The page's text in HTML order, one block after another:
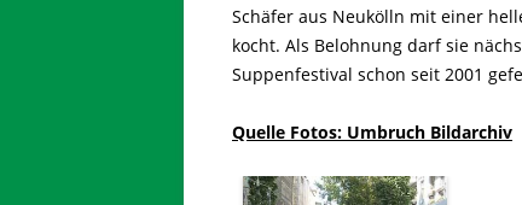
Schäfer aus Neukölln mit einer
kocht. Als Belohnung darf sie
Suppenfestival schon seit 2001
Quelle Fotos: Umbruch Bildarchiv